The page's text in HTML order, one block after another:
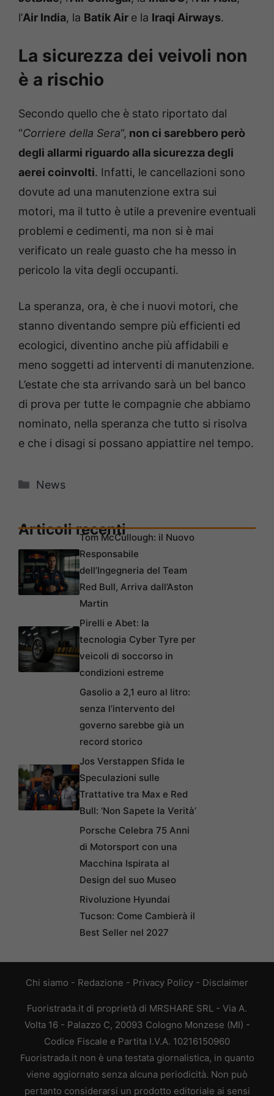
l’Air India, la Batik Air e la Iraqi Airways.
La sicurezza dei veivoli non
è a rischio
Secondo quello che è stato riportato dal
“Corriere della Sera“, non ci sarebbero però
degli allarmi riguardo alla sicurezza degli
aerei coinvolti. Infatti, le cancellazioni sono
dovute ad una manutenzione extra sui
motori, ma il tutto è utile a prevenire eventuali
problemi e cedimenti, ma non si è mai
verificato un reale guasto che ha messo in
pericolo la vita degli occupanti.
La speranza, ora, è che i nuovi motori, che
stanno diventando sempre più efficienti ed
ecologici, diventino anche più affidabili e
meno soggetti ad interventi di manutenzione.
L’estate che sta arrivando sarà un bel banco
di prova per tutte le compagnie che abbiamo
nominato, nella speranza che tutto si risolva
e che i disagi si possano appiattire nel tempo.
Categorie
News
Articoli recentiTom McCullough: il Nuovo
Responsabile
dell’Ingegneria del Team
Red Bull, Arriva dall’Aston
Martin
Pirelli e Abet: la
tecnologia Cyber Tyre per
veicoli di soccorso in
condizioni estreme
Gasolio a 2,1 euro al litro:
senza l’intervento del
governo sarebbe già un
record storico
Jos Verstappen Sfida le
Speculazioni sulle
Trattative tra Max e Red
Bull: ‘Non Sapete la Verità’
Porsche Celebra 75 Anni
di Motorsport con una
Macchina Ispirata al
Design del suo Museo
Rivoluzione Hyundai
Tucson: Come Cambierà il
Best Seller nel 2027
Chi siamo - Redazione - Privacy Policy - Disclaimer
Fuoristrada.it di proprietà di MRSHARE SRL - Via A.
Volta 16 - Palazzo C, 20093 Cologno Monzese (MI) -
Codice Fiscale e Partita I.V.A. 10216150960
Fuoristrada.it non è una testata giornalistica, in quanto
viene aggiornato senza alcuna periodicità. Non può
pertanto considerarsi un prodotto editoriale ai sensi